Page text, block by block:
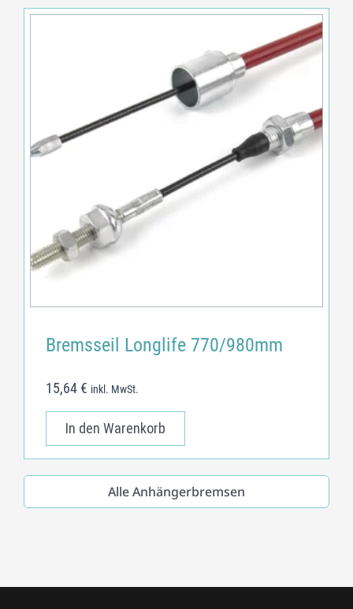
Bremsseil Longlife 770/980mm
15,64 € inkl. MwSt.
In den Warenkorb
Alle Anhängerbremsen